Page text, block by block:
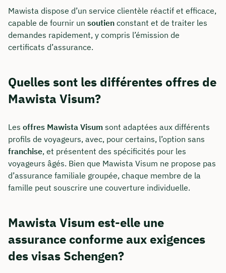
Mawista dispose d’un service clientèle réactif et efficace,
capable de fournir un soutien constant et de traiter les
demandes rapidement, y compris l’émission de
certificats d’assurance.
Quelles sont les différentes offres de
Mawista Visum?
Les offres Mawista Visum sont adaptées aux différents
profils de voyageurs, avec, pour certains, l’option sans
franchise, et présentent des spécificités pour les
voyageurs âgés. Bien que Mawista Visum ne propose pas
d’assurance familiale groupée, chaque membre de la
famille peut souscrire une couverture individuelle.
Mawista Visum est-elle une
assurance conforme aux exigences
des visas Schengen?